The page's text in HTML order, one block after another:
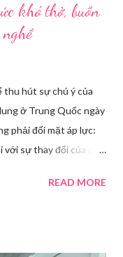
khó thở, buồn
thu hút sự chú ý của
ở Trung Quốc ngày
phải đối mặt áp lực:
với sự thay đổi của các
Hải năm 2021.
READ MORE